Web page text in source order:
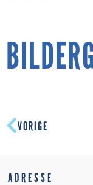
VORIGE
ADRESSE